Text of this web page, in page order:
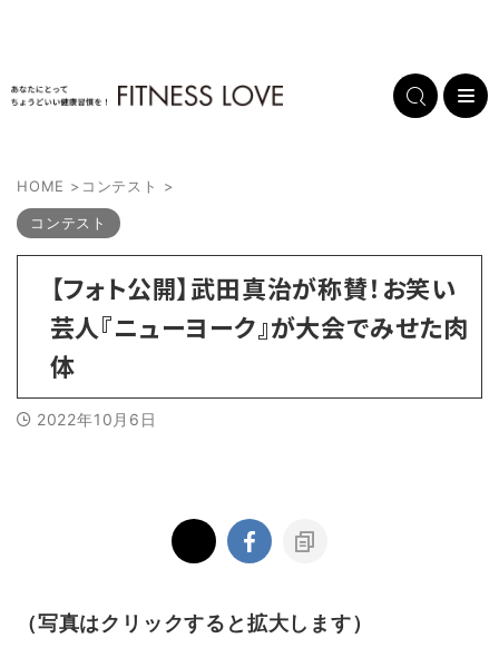
HOME > コンテスト >
コンテスト
【フォト公開】武田真治が称賛！お笑い
芸人『ニューヨーク』が大会でみせた肉
体
2022年10月6日
（写真はクリックすると拡大します）